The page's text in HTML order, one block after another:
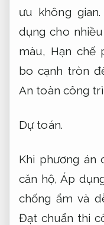
ưu không gian.
dụng cho
màu, Hạn chế
bo cạnh tròn
An toàn công
Dự toán.
Khi phương án
căn hộ,Áp
chống ẩm và
Đạt chuẩn thi